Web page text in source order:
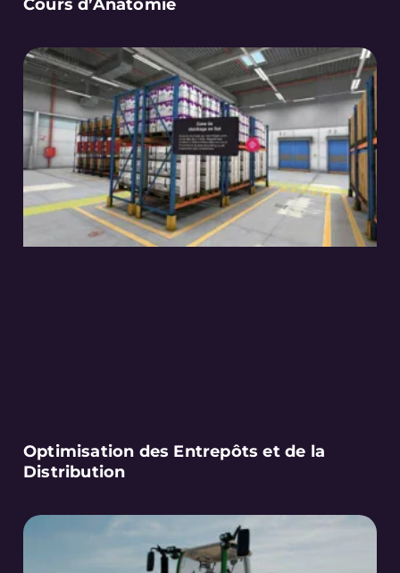
Cours d’Anatomie
Optimisation des Entrepôts et de la
Distribution